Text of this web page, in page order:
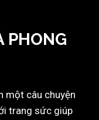
PHONG
một câu chuyện
trang sức giúp